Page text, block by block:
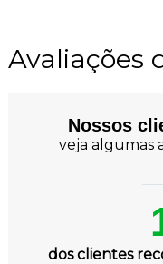
Avaliações
Nossos
veja algumas
dos clientes